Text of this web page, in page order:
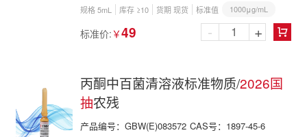
规格 5mL 库存 ≥10 货期 现货 标准值 1000μg/mL
标准价: ￥49 
- +
丙酮中百菌清溶液标准物质/2026国
抽农残
产品编号： GBW(E)083572 CAS号： 1897-45-6